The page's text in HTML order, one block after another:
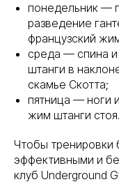
понедельник —
разведение
французский
среда — спина и
штанги в
скамье Скотта;
пятница — ноги
жим штанги стоя.
Чтобы тренировки
эффективными и
клуб Underground